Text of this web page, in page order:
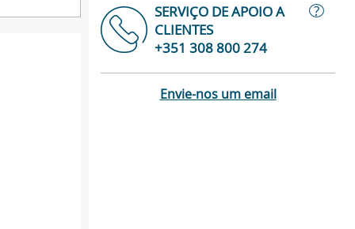
SERVIÇO DE APOIO A
CLIENTES
?
+351 308 800 274
Envie-nos um email